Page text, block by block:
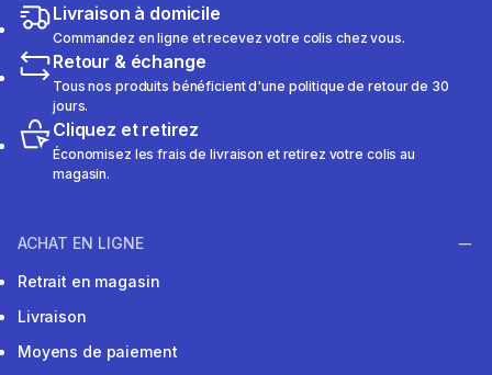
Livraison à domicile
Commandez en ligne et recevez votre colis chez vous.
Retour & échange
Tous nos produits bénéficient d'une politique de retour de 30
jours.
Cliquez et retirez
Économisez les frais de livraison et retirez votre colis au
magasin.
ACHAT EN LIGNE
Retrait en magasin
Livraison
Moyens de paiement